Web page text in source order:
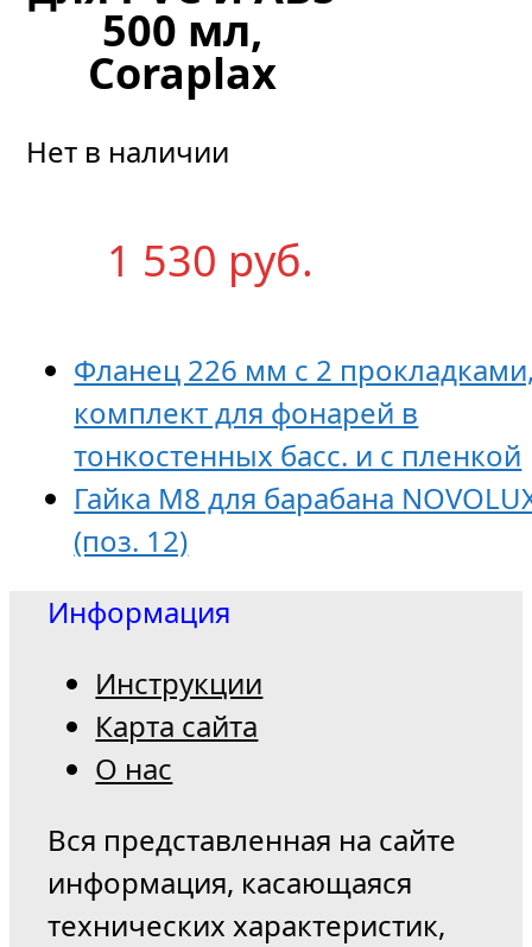
500 мл,
Coraplax
Нет в наличии
1 530 руб.
Фланец 226 мм с 2
комплект для фонарей в
тонкостенных басс. и с пленкой
Гайка М8 для барабана
(поз. 12)
Информация
Инструкции
Карта сайта
О нас
Вся представленная на сайте
информация, касающаяся
технических характеристик,